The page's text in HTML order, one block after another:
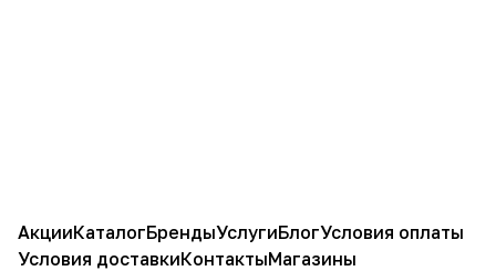
АкцииКаталогБрендыУслугиБлогУсловия оплаты
Условия доставкиКонтактыМагазины